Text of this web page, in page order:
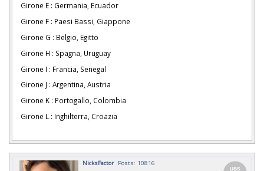
Girone E : Germania, Ecuador
Girone F : Paesi Bassi, Giappone
Girone G : Belgio, Egitto
Girone H : Spagna, Uruguay
Girone I : Francia, Senegal
Girone J : Argentina, Austria
Girone K : Portogallo, Colombia
Girone L : Inghilterra, Croazia
NicksFactor Posts: 10816